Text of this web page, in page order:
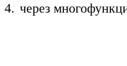
4. через